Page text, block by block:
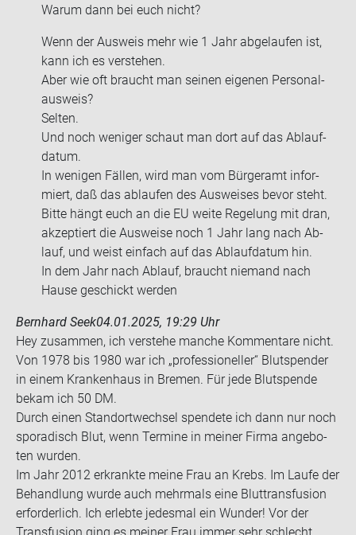
Warum dann bei euch nicht?
Wenn der Aus­weis mehr wie 1 Jahr ab­ge­lau­fen ist,
kann ich es ver­ste­hen.
Aber wie oft braucht man sei­nen ei­ge­nen Per­so­nal­
aus­weis?
Sel­ten.
Und noch we­ni­ger schaut man dort auf das Ab­lauf­
da­tum.
In we­ni­gen Fäl­len, wird man vom Bür­ger­amt in­for­
miert, daß das ab­lau­fen des Aus­wei­ses bevor steht.
Bitte hängt euch an die EU weite Re­ge­lung mit dran,
ak­zep­tiert die Aus­wei­se noch 1 Jahr lang nach Ab­
lauf, und weist ein­fach auf das Ab­lauf­da­tum hin.
In dem Jahr nach Ab­lauf, braucht nie­mand nach
Hause ge­schickt wer­den
Bernhard Seek04.01.2025, 19:29 Uhr
Hey zu­sam­men, ich ver­ste­he man­che Kom­men­ta­re nicht.
Von 1978 bis 1980 war ich „pro­fes­sio­nel­ler“ Blut­spen­der
in einem Kran­ken­haus in Bre­men. Für jede Blut­spen­de
bekam ich 50 DM.
Durch einen Stand­ort­wech­sel spen­de­te ich dann nur noch
spo­ra­disch Blut, wenn Ter­mi­ne in mei­ner Firma an­ge­bo­
ten wur­den.
Im Jahr 2012 er­krank­te meine Frau an Krebs. Im Laufe der
Be­hand­lung wurde auch mehr­mals eine Blut­trans­fu­si­on
er­for­der­lich. Ich er­leb­te je­des­mal ein Wun­der! Vor der